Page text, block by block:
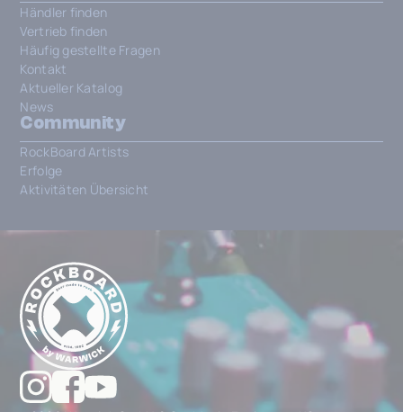
Händler finden
Vertrieb finden
Häufig gestellte Fragen
Kontakt
Aktueller Katalog
News
Community
RockBoard Artists
Erfolge
Aktivitäten Übersicht